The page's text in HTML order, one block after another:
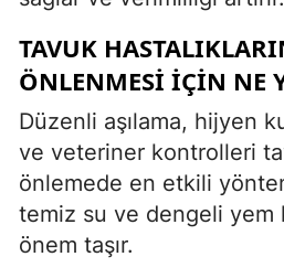
TAVUK
ÖNLENMESI IÇIN NE
Düzenli aşılama, hijyen
ve veteriner kontrolleri
önlemede en etkili
temiz su ve dengeli yem
önem taşır.